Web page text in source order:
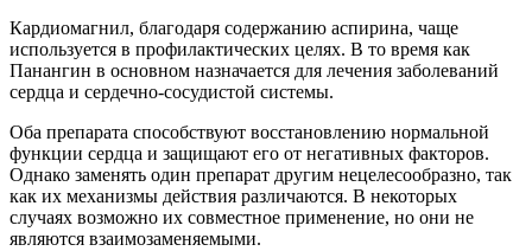
Кардиомагнил, благодаря содержанию аспирина, чаще
используется в профилактических целях. В то время как
Панангин в основном назначается для лечения заболеваний
сердца и сердечно-сосудистой системы.
Оба препарата способствуют восстановлению нормальной
функции сердца и защищают его от негативных факторов.
Однако заменять один препарат другим нецелесообразно, так
как их механизмы действия различаются. В некоторых
случаях возможно их совместное применение, но они не
являются взаимозаменяемыми.